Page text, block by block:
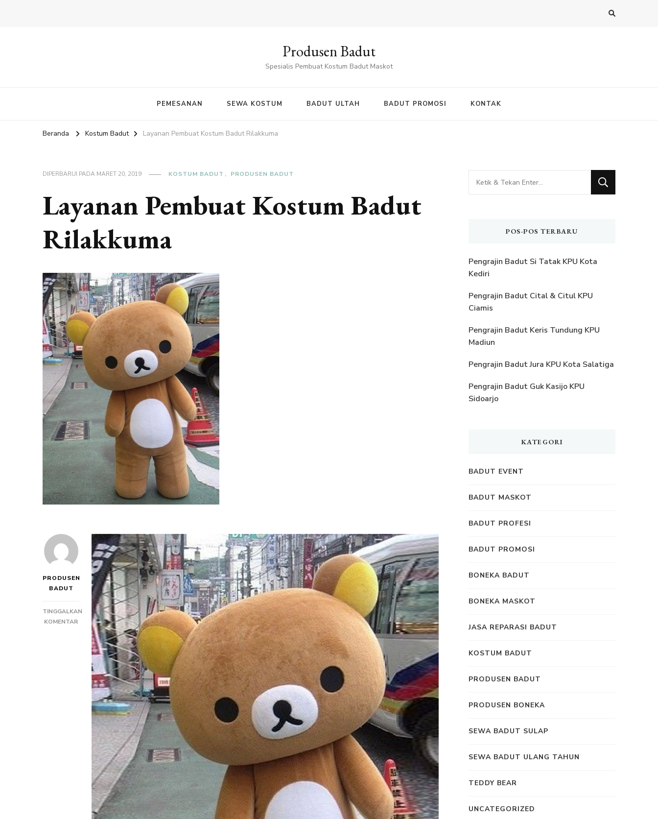
Produsen Badut
Spesialis Pembuat Kostum Badut Maskot
PEMESANAN SEWA KOSTUM BADUT ULTAH BADUT PROMOSI KONTAK
Beranda Kostum Badut Layanan Pembuat Kostum Badut Rilakkuma
DIPERBARUI PADA MARET 20, 2019 KOSTUM BADUT PRODUSEN BADUT
Layanan Pembuat Kostum Badut
Rilakkuma
PRODUSEN
BADUT
TINGGALKAN
KOMENTARPADA
LAYANAN
PEMBUAT
KOSTUM
BADUT
RILAKKUMA
Mencari
Sesuatu?
POS-POS TERBARU
Pengrajin Badut Si Tatak KPU Kota
Kediri
Pengrajin Badut Cital & Citul KPU
Ciamis
Pengrajin Badut Keris Tundung KPU
Madiun
Pengrajin Badut Jura KPU Kota Salatiga
Pengrajin Badut Guk Kasijo KPU
Sidoarjo
KATEGORI
BADUT EVENT
BADUT MASKOT
BADUT PROFESI
BADUT PROMOSI
BONEKA BADUT
BONEKA MASKOT
JASA REPARASI BADUT
KOSTUM BADUT
PRODUSEN BADUT
PRODUSEN BONEKA
SEWA BADUT SULAP
SEWA BADUT ULANG TAHUN
TEDDY BEAR
UNCATEGORIZED